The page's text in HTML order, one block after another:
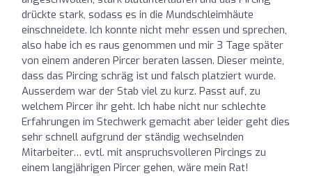
drückte stark, sodass es in die Mundschleimhäute
einschneidete. Ich konnte nicht mehr essen und sprechen,
also habe ich es raus genommen und mir 3 Tage später
von einem anderen Pircer beraten lassen. Dieser meinte,
dass das Pircing schräg ist und falsch platziert wurde.
Ausserdem war der Stab viel zu kurz. Passt auf, zu
welchem Pircer ihr geht. Ich habe nicht nur schlechte
Erfahrungen im Stechwerk gemacht aber leider geht dies
sehr schnell aufgrund der ständig wechselnden
Mitarbeiter… evtl. mit anspruchsvolleren Pircings zu
einem langjährigen Pircer gehen, wäre mein Rat!